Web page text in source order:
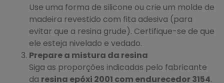
Use uma forma de silicone ou crie um molde de
madeira revestido com fita adesiva (para
evitar que a resina grude). Certifique-se de que
ele esteja nivelado e vedado.
Prepare a mistura da resina
Siga as proporções indicadas pelo fabricante
da resina epóxi 2001 com endurecedor 3154.